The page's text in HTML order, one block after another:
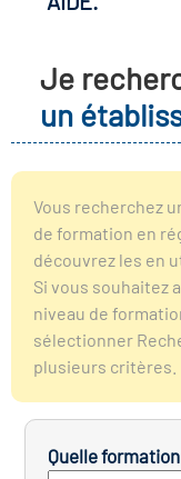
les métiers
clés métiers
lieu
Solidaire (ESS)
du secteur
de l'Industrie
emploi-
Je
un
Vous recherchez
de formation en
découvrez les en
Si vous souhaitez
niveau de
sélectionner
plusieurs critères.
Quelle